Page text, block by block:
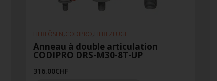
HEBEÖSEN,CODIPRO,HEBEZEUGE
Anneau à double articulation
CODIPRO DRS-M30-8T-UP
316.00CHF